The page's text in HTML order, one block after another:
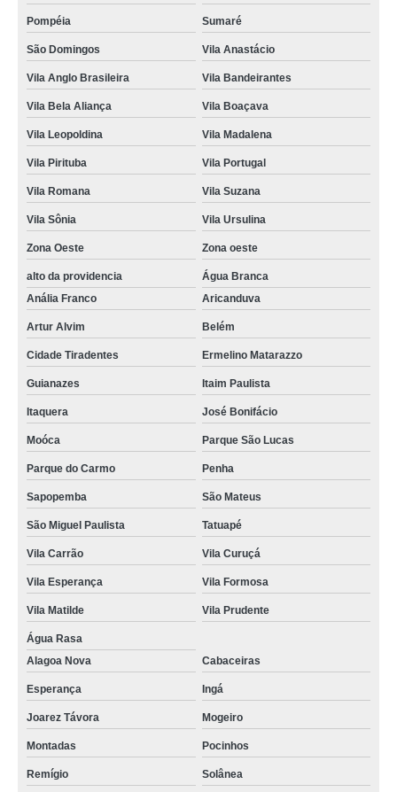
Pompéia Sumaré
São Domingos Vila Anastácio
Vila Anglo Brasileira Vila Bandeirantes
Vila Bela Aliança Vila Boaçava
Vila Leopoldina Vila Madalena
Vila Pirituba Vila Portugal
Vila Romana Vila Suzana
Vila Sônia Vila Ursulina
Zona Oeste Zona oeste
alto da providencia
Água Branca
Anália Franco
Aricanduva
Artur Alvim Belém
Cidade Tiradentes Ermelino Matarazzo
Guianazes Itaim Paulista
Itaquera José Bonifácio
Moóca Parque São Lucas
Parque do Carmo Penha
Sapopemba São Mateus
São Miguel Paulista Tatuapé
Vila Carrão Vila Curuçá
Vila Esperança Vila Formosa
Vila Matilde Vila Prudente
Água Rasa
Alagoa Nova
Cabaceiras
Esperança Ingá
Joarez Távora Mogeiro
Montadas Pocinhos
Remígio Solânea